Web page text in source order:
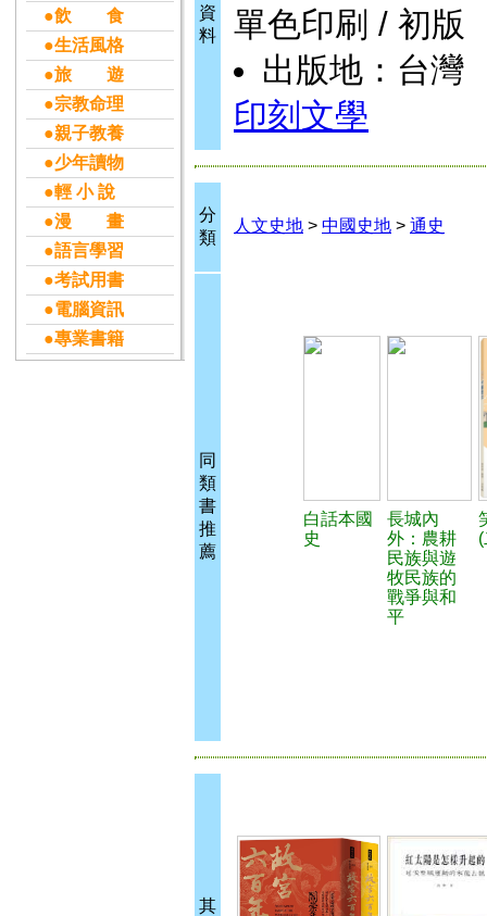
●飲 食
●生活風格
●旅 遊
●宗教命理
●親子教養
●少年讀物
●輕 小 說
●漫 畫
●語言學習
●考試用書
●電腦資訊
●專業書籍
資
料
單色印刷 / 初版
出版地：台灣
印刻文學
分
類
人文史地 > 中國史地 > 通史
同
類
書
推
薦
白話本國
史
長城內
外：農耕
民族與遊
牧民族的
戰爭與和
平
其